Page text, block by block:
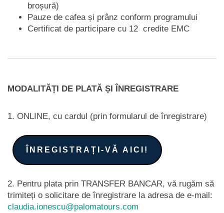
broșură)
Pauze de cafea și prânz conform programului
Certificat de participare cu 12 credite EMC
MODALITĂȚI DE PLATĂ ȘI ÎNREGISTRARE
1. ONLINE, cu cardul (prin formularul de înregistrare)
ÎNREGISTRAȚI-VĂ AICI!
2. Pentru plata prin TRANSFER BANCAR, vă rugăm să
trimiteți o solicitare de înregistrare la adresa de e-mail:
claudia.ionescu@palomatours.com